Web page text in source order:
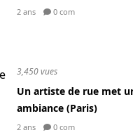
2 ans 0 com
3,450 vues
Un artiste de rue met
ambiance (Paris)
2 ans 0 com